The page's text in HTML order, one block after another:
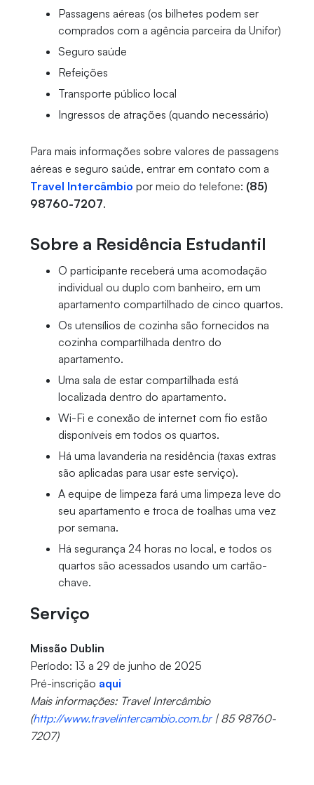
Passagens aéreas (os bilhetes podem ser
comprados com a agência parceira da Unifor)
Seguro saúde
Refeições
Transporte público local
Ingressos de atrações (quando necessário)
Para mais informações sobre valores de passagens
aéreas e seguro saúde, entrar em contato com a
Travel Intercâmbio por meio do telefone: (85)
98760-7207.
Sobre a Residência Estudantil
O participante receberá uma acomodação
individual ou duplo com banheiro, em um
apartamento compartilhado de cinco quartos.
Os utensílios de cozinha são fornecidos na
cozinha compartilhada dentro do
apartamento.
Uma sala de estar compartilhada está
localizada dentro do apartamento.
Wi-Fi e conexão de internet com fio estão
disponíveis em todos os quartos.
Há uma lavanderia na residência (taxas extras
são aplicadas para usar este serviço).
A equipe de limpeza fará uma limpeza leve do
seu apartamento e troca de toalhas uma vez
por semana.
Há segurança 24 horas no local, e todos os
quartos são acessados ​​usando um cartão-
chave.
Serviço
Missão Dublin
Período: 13 a 29 de junho de 2025
Pré-inscrição aqui
Mais informações: Travel Intercâmbio
(http://www.travelintercambio.com.br| 85 98760-
7207)